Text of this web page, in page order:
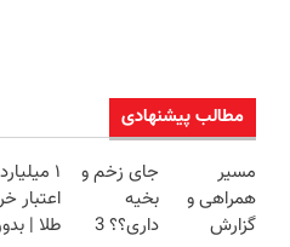
مطالب پیشنهادی
مسیر
همراهی و
گزارش
جای زخم و
بخیه
داری؟؟ 3
۱ میلیارد
اعتبار
طلا |